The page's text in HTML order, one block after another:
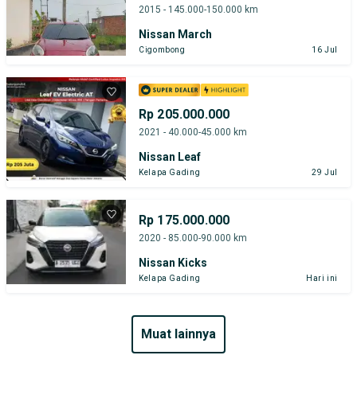
2015 - 145.000-150.000 km
Nissan March
Cigombong 16 Jul
Rp 205.000.000
2021 - 40.000-45.000 km
Nissan Leaf
Kelapa Gading 29 Jul
Rp 175.000.000
2020 - 85.000-90.000 km
Nissan Kicks
Kelapa Gading Hari ini
muat lainnya